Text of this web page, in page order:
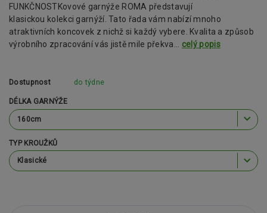
FUNKČNOSTKovové garnýže ROMA představují
klasickou kolekci garnýží. Tato řada vám nabízí mnoho
atraktivních koncovek z nichž si každý vybere. Kvalita a způsob
výrobního zpracování vás jistě mile překva... celý popis
Dostupnost do týdne
DÉLKA GARNÝŽE
TYP KROUŽKŮ